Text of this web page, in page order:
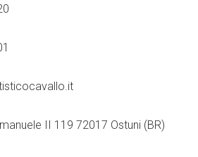
II 119 72017 Ostuni (BR)